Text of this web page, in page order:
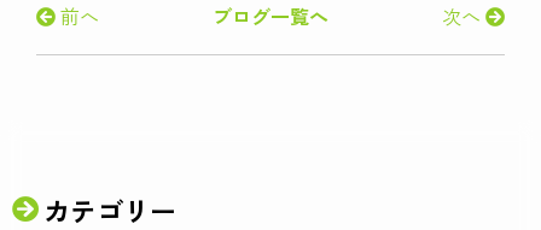
前へ 次へ
ブログ一覧へ
カテゴリー